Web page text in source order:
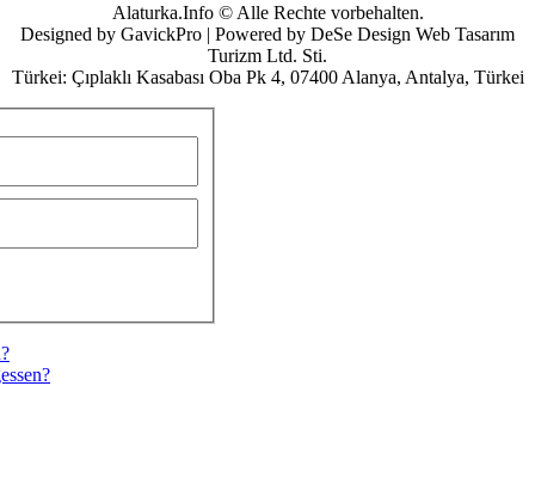
Alaturka.Info © Alle Rechte vorbehalten.
Designed by GavickPro | Powered by DeSe Design Web Tasarım
Turizm Ltd. Sti.
Türkei: Çıplaklı Kasabası Oba Pk 4, 07400 Alanya, Antalya, Türkei